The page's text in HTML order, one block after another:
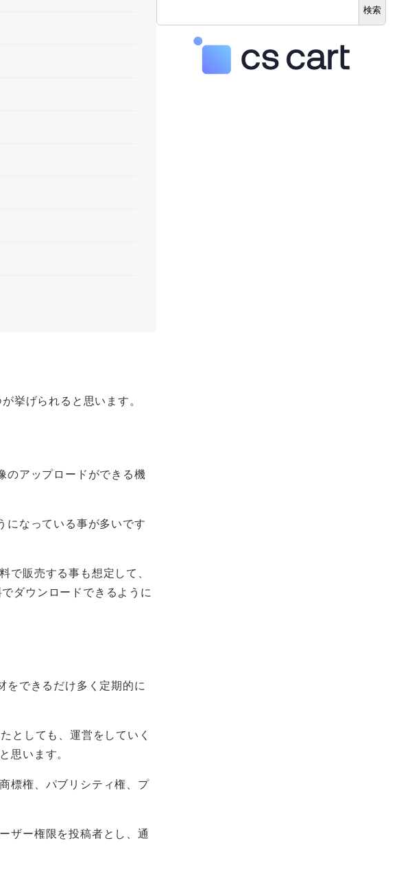
挙げられると思います。
のアップロードができる機
になっている事が多いです
販売する事も想定して、
ダウンロードできるように
をできるだけ多く定期的に
としても、運営をしていく
思います。
標権、パブリシティ権、プ
ザー権限を投稿者とし、通
検索